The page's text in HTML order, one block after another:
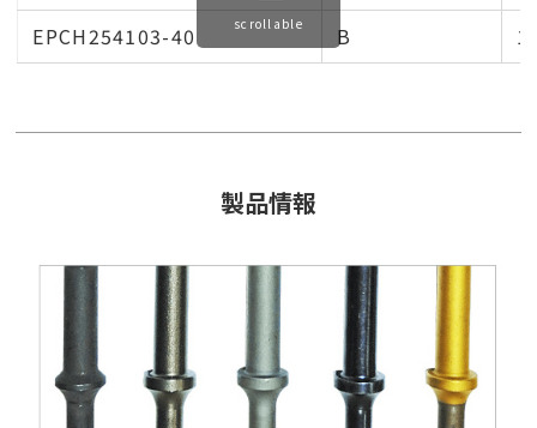
EPCH254103-40
B
scrollable
製品情報